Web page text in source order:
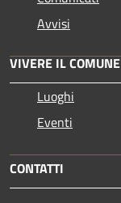
Avvisi
VIVERE IL COMUNE
Luoghi
Eventi
CONTATTI